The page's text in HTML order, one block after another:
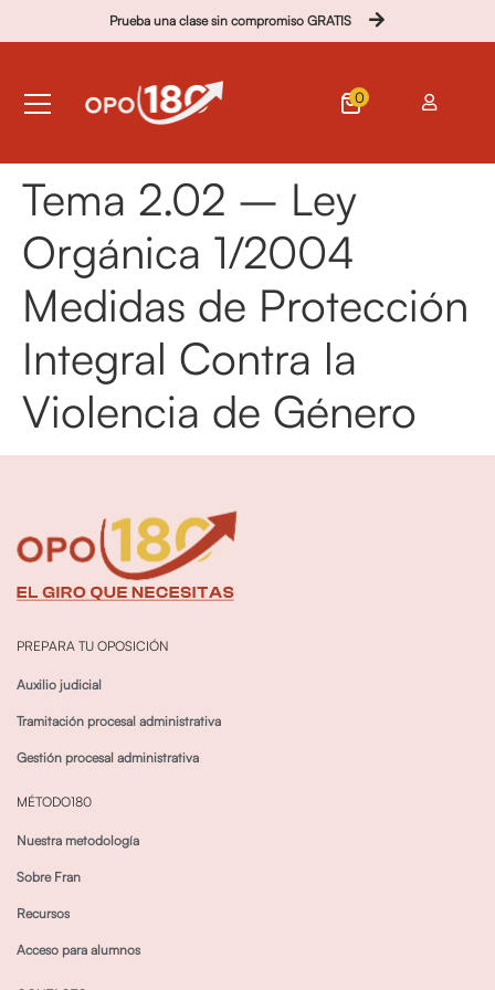
Prueba una clase sin compromiso GRATIS
0
Tema 2.02 – Ley
Orgánica 1/2004
Medidas de Protección
Integral Contra la
Violencia de Género
PREPARA TU OPOSICIÓN
Auxilio judicial
Tramitación procesal administrativa
Gestión procesal administrativa
MÉTODO180
Nuestra metodología
Sobre Fran
Recursos
Acceso para alumnos